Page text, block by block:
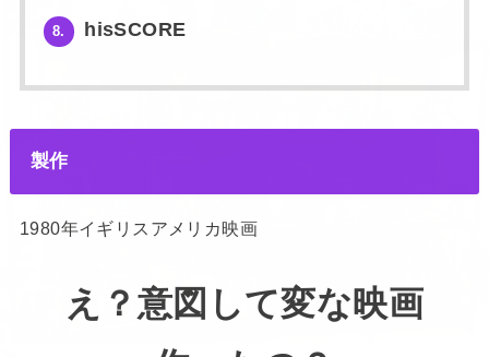
8. hisSCORE
製作
1980年イギリスアメリカ映画
え？意図して変な映画